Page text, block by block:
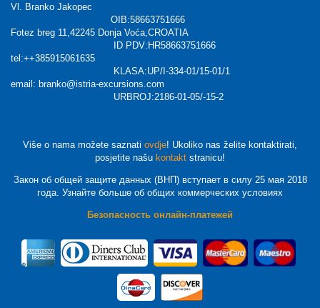
Vl. Branko Jakopec
OIB:58663751666
Fotez breg 11,42245 Donja Voća,CROATIA
ID PDV:HR58663751666
tel:++385915061635
KLASA:UP/I-334-01/15-01/1
email: branko@istria-excursions.com
URBROJ:2186-01-05/-15-2
Više o nama možete saznati ovdje! Ukoliko nas želite kontaktirati,
posjetite našu kontakt stranicu!
Закон об общей защите данных (ВНП) вступает в силу 25 мая 2018
года. Узнайте больше об общих коммерческих условиях
Безопасность онлайн-платежей